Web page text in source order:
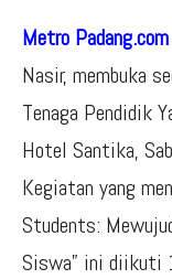
Metro Padang.com
Nasir, membuka
Tenaga Pendidik
Hotel Santika,
Kegiatan yang
Students:
Siswa” ini diikuti